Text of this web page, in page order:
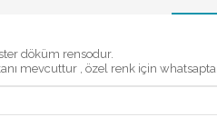
döküm rensodur.
mevcuttur , özel renk için